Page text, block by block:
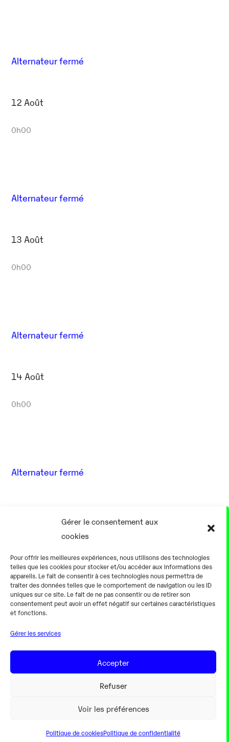
Gérer le consentement aux
cookies
Pour offrir les meilleures expériences, nous utilisons des technologies
telles que les cookies pour stocker et/ou accéder aux informations des
appareils. Le fait de consentir à ces technologies nous permettra de
traiter des données telles que le comportement de navigation ou les ID
uniques sur ce site. Le fait de ne pas consentir ou de retirer son
consentement peut avoir un effet négatif sur certaines caractéristiques
et fonctions.
Gérer les services
Accepter
Refuser
Voir les préférences
Politique de cookiesPolitique de confidentialité
Alternateur fermé
12 Août
0h00
Alternateur fermé
13 Août
0h00
Alternateur fermé
14 Août
0h00
Alternateur fermé
Alternateur fermé
18 Août